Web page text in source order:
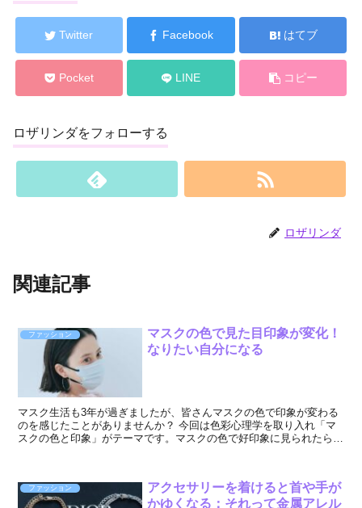
Twitter Facebook はてブ
Pocket LINE コピー
ロザリンダをフォローする
ロザリンダ
関連記事
ファッション
マスクの色で見た目印象が変化！
なりたい自分になる
マスク生活も3年が過ぎましたが、皆さんマスクの色で印象が変わる
のを感じたことがありませんか？ 今回は色彩心理学を取り入れ「マ
スクの色と印象」がテーマです。マスクの色で好印象に見られたら嬉
ファッション
アクセサリーを着けると首や手が
かゆくなる：それって金属アレル